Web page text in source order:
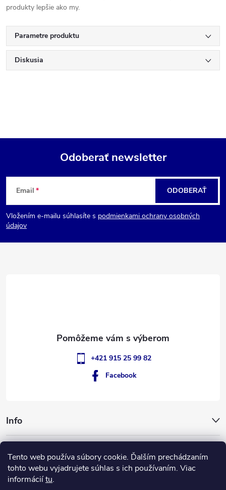
Tento web používa súbory cookie. Ďalším prechádzaním
tohto webu vyjadrujete súhlas s ich používaním. Viac
informáciítu.
produkty lepšie ako my.
Parametre produktu
Diskusia
Z
á
p
Odoberať newsletter
Email
Vložením e-mailu súhlasíte s podmienkami ochrany osobných
údajov
ODOBERAŤ
Info
+421 915 25 99 82
Facebook